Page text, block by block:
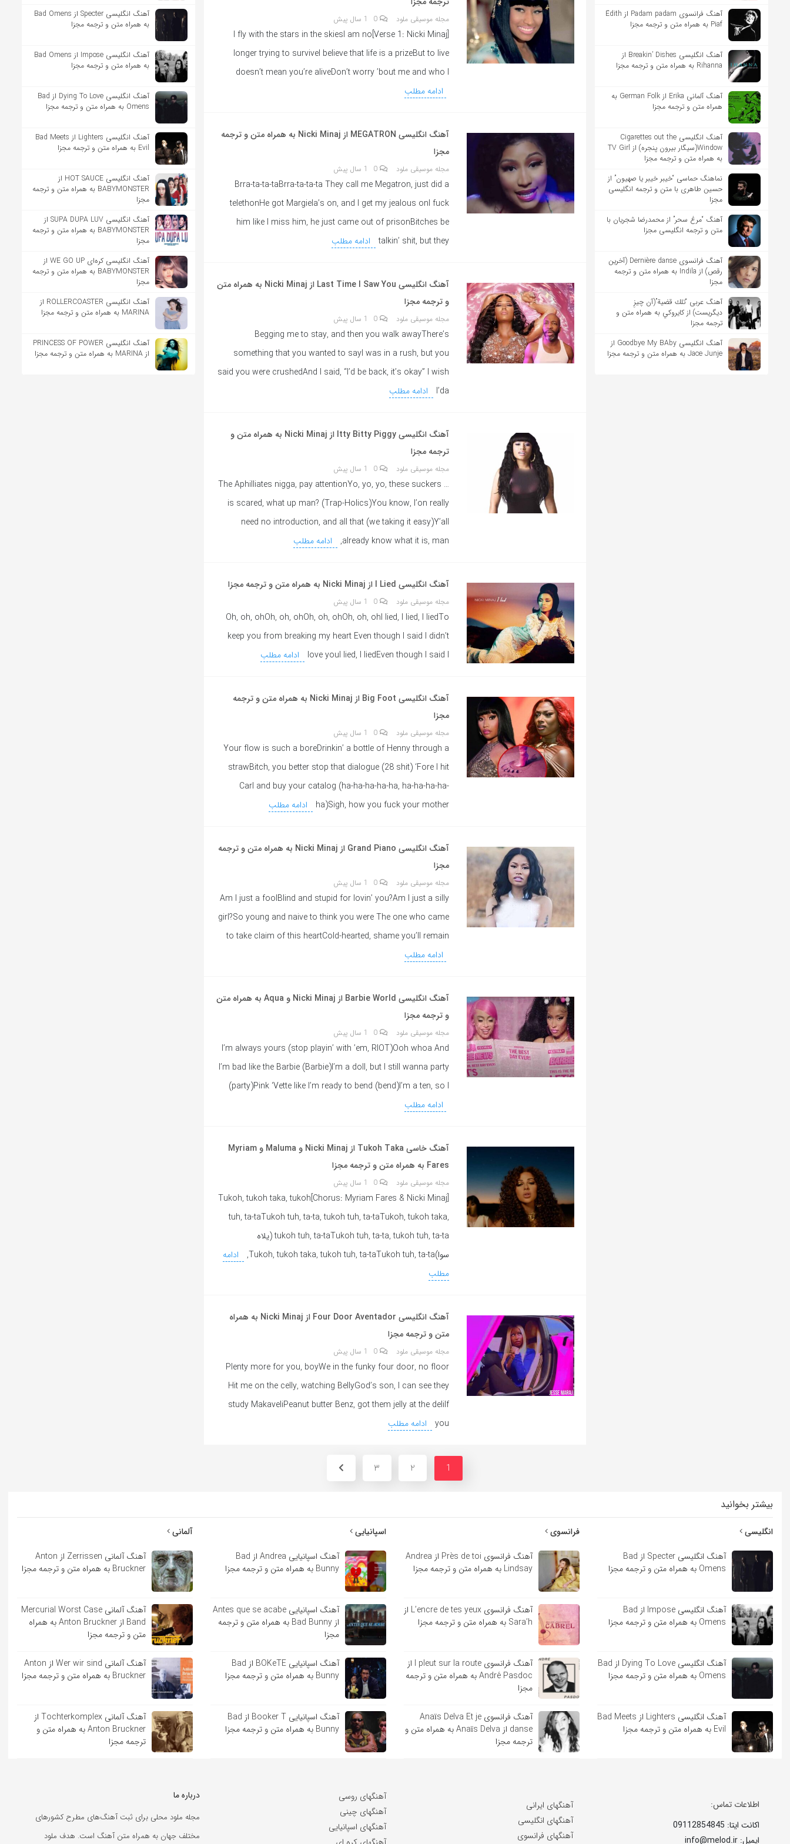
آهنگ فرانسوی Padam padam از Édith
Piaf به همراه متن و ترجمه مجزا
آهنگ انگلیسی Breakin’ Dishes از
Rihanna به همراه متن و ترجمه مجزا
آهنگ آلمانی Erika از German Folk به
همراه متن و ترجمه مجزا
آهنگ انگلیسی Cigarettes out the
Window(سیگار بیرون پنجره) از TV Girl
به همراه متن و ترجمه مجزا
نماهنگ حماسی “خیبر خیبر یا صهیون” از
حسین طاهری با متن و ترجمه انگلیسی
مجزا
آهنگ “مرغ سحر” از محمدرضا شجریان با
متن و ترجمه انگلیسی مجزا
آهنگ فرانسوی Dernière danse (آخرین
رقص) از Indila به همراه متن و ترجمه
مجزا
آهنگ عربی “تلك قضية”(آن چیزِ
دیگریست) از كايروكي به همراه متن و
ترجمه مجزا
آهنگ انگلیسی Goodbye My BAby از
Jace Junje به همراه متن و ترجمه مجزا
مجله موسیقی ملود 0 1 سال پیش
[Verse 1: Nicki Minaj]I fly with the stars in the skiesI am no
longer trying to surviveI believe that life is a prizeBut to live
doesn’t mean you’re aliveDon’t worry ’bout me and who I
ادامه مطلب
آهنگ انگلیسی MEGATRON از Nicki Minaj به همراه متن و ترجمه
مجزا
مجله موسیقی ملود 0 1 سال پیش
Brra-ta-ta-taBrra-ta-ta-ta They call me Megatron, just did a
telethonHe got Margiela’s on, and I get my jealous onI fuck
him like I miss him, he just came out of prisonBitches be
talkin’ shit, but they
ادامه مطلب
آهنگ انگلیسی Last Time I Saw You از Nicki Minaj به همراه متن
و ترجمه مجزا
مجله موسیقی ملود 0 1 سال پیش
Begging me to stay, and then you walk awayThere’s
something that you wanted to sayI was in a rush, but you
said you were crushedAnd I said, “I’d be back, it’s okay” I wish
I’da
ادامه مطلب
آهنگ انگلیسی Itty Bitty Piggy از Nicki Minaj به همراه متن و
ترجمه مجزا
مجله موسیقی ملود 0 1 سال پیش
… The Aphilliates nigga, pay attentionYo, yo, yo, these suckers
is scared, what up man? (Trap-Holics)You know, I’on really
need no introduction, and all that (we taking it easy)Y’all
already know what it is, man,
ادامه مطلب
آهنگ انگلیسی I Lied از Nicki Minaj به همراه متن و ترجمه مجزا
مجله موسیقی ملود 0 1 سال پیش
Oh, oh, ohOh, oh, ohOh, oh, ohOh, oh, ohI lied, I lied, I liedTo
keep you from breaking my heart Even though I said I didn’t
love youI lied, I liedEven though I said I
ادامه مطلب
آهنگ انگلیسی Big Foot از Nicki Minaj به همراه متن و ترجمه
مجزا
مجله موسیقی ملود 0 1 سال پیش
Your flow is such a boreDrinkin’ a bottle of Henny through a
strawBitch, you better stop that dialogue (28 shit) ‘Fore I hit
Carl and buy your catalog (ha-ha-ha-ha-ha, ha-ha-ha-ha-
ha)Sigh, how you fuck your mother
ادامه مطلب
آهنگ انگلیسی Grand Piano از Nicki Minaj به همراه متن و ترجمه
مجزا
مجله موسیقی ملود 0 1 سال پیش
Am I just a foolBlind and stupid for lovin’ you?Am I just a silly
girl?So young and naive to think you were The one who came
to take claim of this heartCold-hearted, shame you’ll remain
ادامه مطلب
آهنگ انگلیسی Barbie World از Nicki Minaj و Aqua به همراه متن
و ترجمه مجزا
مجله موسیقی ملود 0 1 سال پیش
I’m always yours (stop playin’ with ’em, RIOT)Ooh whoa And
I’m bad like the Barbie (Barbie)I’m a doll, but I still wanna party
(party)Pink ‘Vette like I’m ready to bend (bend)I’m a ten, so I
ادامه مطلب
آهنگ خاسی Tukoh Taka از Nicki Minaj و Maluma و Myriam
Fares به همراه متن و ترجمه مجزا
مجله موسیقی ملود 0 1 سال پیش
[Chorus: Myriam Fares & Nicki Minaj]Tukoh, tukoh taka, tukoh
tuh, ta-taTukoh tuh, ta-ta, tukoh tuh, ta-taTukoh, tukoh taka,
tukoh tuh, ta-taTukoh tuh, ta-ta, tukoh tuh, ta-ta (يلاه
سوا)Tukoh, tukoh taka, tukoh tuh, ta-taTukoh tuh, ta-ta,
ادامه
مطلب
آهنگ انگلیسی Four Door Aventador از Nicki Minaj به همراه
متن و ترجمه مجزا
مجله موسیقی ملود 0 1 سال پیش
Plenty more for you, boyWe in the funky four door, no floor
Hit me on the celly, watching BellyGod’s son, I can see they
study MakaveliPeanut butter Benz, got them jelly at the deliIf
you
ادامه مطلب
1
2
3
آهنگ انگلیسی Specter از Bad Omens
به همراه متن و ترجمه مجزا
آهنگ انگلیسی Impose از Bad Omens
به همراه متن و ترجمه مجزا
آهنگ انگلیسی Dying To Love از Bad
Omens به همراه متن و ترجمه مجزا
آهنگ انگلیسی Lighters از Bad Meets
Evil به همراه متن و ترجمه مجزا
آهنگ انگلیسی HOT SAUCE از
BABYMONSTER به همراه متن و ترجمه
مجزا
آهنگ انگلیسی SUPA DUPA LUV از
BABYMONSTER به همراه متن و ترجمه
مجزا
آهنگ انگلیسی کره‌ای WE GO UP از
BABYMONSTER به همراه متن و ترجمه
مجزا
آهنگ انگلیسی ROLLERCOASTER از
MARINA به همراه متن و ترجمه مجزا
آهنگ انگلیسی PRINCESS OF POWER
از MARINA به همراه متن و ترجمه مجزا
بیشتر بخوانید
انگلیسی
آهنگ انگلیسی Specter از Bad
Omens به همراه متن و ترجمه مجزا
آهنگ انگلیسی Impose از Bad
Omens به همراه متن و ترجمه مجزا
آهنگ انگلیسی Dying To Love از Bad
Omens به همراه متن و ترجمه مجزا
آهنگ انگلیسی Lighters از Bad Meets
Evil به همراه متن و ترجمه مجزا
فرانسوی
آهنگ فرانسوی Près de toi از Andrea
Lindsay به همراه متن و ترجمه مجزا
آهنگ فرانسوی L’encre de tes yeux از
Sara’h به همراه متن و ترجمه مجزا
آهنگ فرانسوی l pleut sur la route از
André Pasdoc به همراه متن و ترجمه
مجزا
آهنگ فرانسوی Anaïs Delva Et je
danse از Anaïs Delva به همراه متن و
ترجمه مجزا
اسپانیایی
آهنگ اسپانیایی Andrea از Bad
Bunny به همراه متن و ترجمه مجزا
آهنگ اسپانیایی Antes que se acabe
از Bad Bunny به همراه متن و ترجمه
مجزا
آهنگ اسپانیایی BOKeTE از Bad
Bunny به همراه متن و ترجمه مجزا
آهنگ اسپانیایی Booker T از Bad
Bunny به همراه متن و ترجمه مجزا
آلمانی
آهنگ آلمانی Zerrissen از Anton
Bruckner به همراه متن و ترجمه مجزا
آهنگ آلمانی Mercurial Worst Case
Band از Anton Bruckner به همراه
متن و ترجمه مجزا
آهنگ آلمانی Wer wir sind از Anton
Bruckner به همراه متن و ترجمه مجزا
آهنگ آلمانی Tochterkomplex از
Anton Bruckner به همراه متن و
ترجمه مجزا
اطلاعات تماس:
اکانت ایتا: 09112854845
ایمیل: info@melod.ir
آهنگهای ایرانی
آهنگهای انگلیسی
آهنگهای فرانسوی
آهنگهای روسی
آهنگهای چینی
آهنگهای اسپانیایی
درباره ما
مجله ملود محلی برای ثبت آهنگ‌های مطرح کشورهای
مختلف جهان به همراه متن آهنگ است. هدف ملود